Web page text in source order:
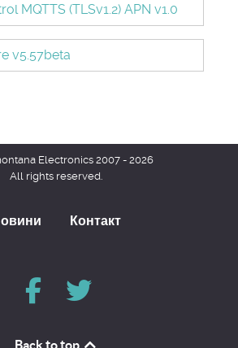
MQTTS (TLSv1.2) APN v1.0
v5.57beta
Electronics 2007 - 2026
All rights reserved.
Контакт